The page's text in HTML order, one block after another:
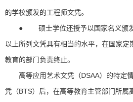
的学校颁发的工程师文凭。
● 硕士学位还授予以国家名义颁发
以上所列文凭具有相当的水平，在国家定
教育的部门负责终止。
高等应用艺术文凭（DSAA）的特定
凭（BTS）后，在高等教育主管部门所属